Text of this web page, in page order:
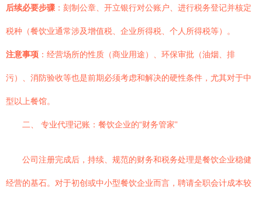
后续必要步骤 ：刻制公章、开立银行对公账户、进行税务登记并核定
税种（餐饮业通常涉及增值税、企业所得税、个人所得税等）。
注意事项 ：经营场所的性质（商业用途）、环保审批（油烟、排
污）、消防验收等也是前期必须考虑和解决的硬性条件，尤其对于中
型以上餐馆。
二、 专业代理记账：餐饮企业的“财务管家”
公司注册完成后，持续、规范的财务和税务处理是餐饮企业稳健
经营的基石。对于初创或中小型餐饮企业而言，聘请全职会计成本较